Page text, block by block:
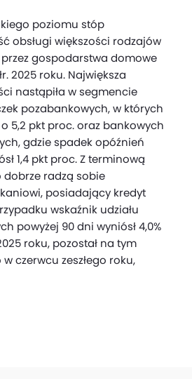
poziomu stóp
obsługi większości rodzajów
gospodarstwa domowe
2025 roku. Największa
nastąpiła w segmencie
pozabankowych, w których
5,2 pkt proc. oraz bankowych
gdzie spadek opóźnień
1,4 pkt proc. Z terminową
dobrze radzą sobie
posiadający kredyt
wskaźnik udziału
powyżej 90 dni wyniósł 4,0%
roku, pozostał na tym
czerwcu zeszłego roku,